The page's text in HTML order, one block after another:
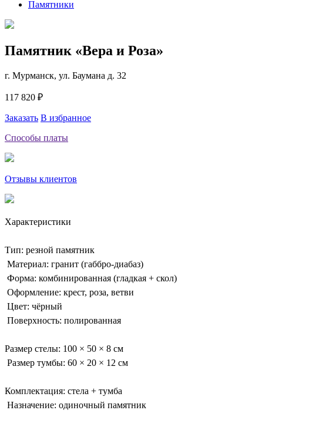
Памятники
Памятник «Вера и Роза»
г. Мурманск, ул. Баумана д. 32
117 820 ₽
Заказать В избранное
Способы платы
Отзывы клиентов
Характеристики
Тип: резной памятник
Материал: гранит (габбро-диабаз)
Форма: комбинированная (гладкая + скол)
Оформление: крест, роза, ветви
Цвет: чёрный
Поверхность: полированная
Размер стелы: 100 × 50 × 8 см
Размер тумбы: 60 × 20 × 12 см
Комплектация: стела + тумба
Назначение: одиночный памятник